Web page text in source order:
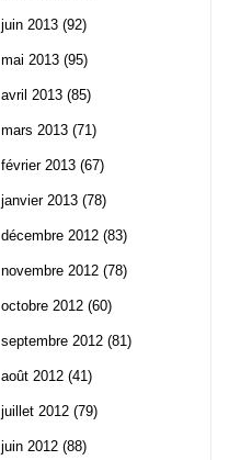
juin 2013 (92)
mai 2013 (95)
avril 2013 (85)
mars 2013 (71)
février 2013 (67)
janvier 2013 (78)
décembre 2012 (83)
novembre 2012 (78)
octobre 2012 (60)
septembre 2012 (81)
août 2012 (41)
juillet 2012 (79)
juin 2012 (88)